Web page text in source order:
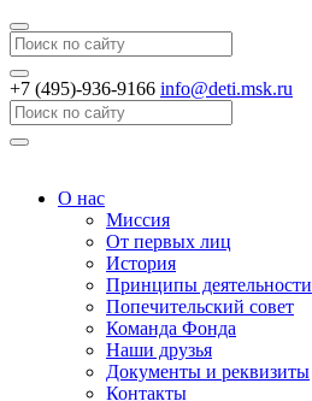
Search
+7 (495)-936-9166 info@deti.msk.ru
Search
О нас
Миссия
От первых лиц
История
Принципы деятельности
Попечительский совет
Команда Фонда
Наши друзья
Документы и реквизиты
Контакты